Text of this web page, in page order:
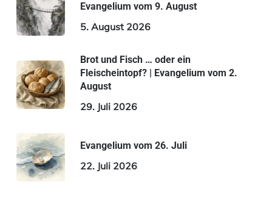
Evangelium vom 9. August
5. August 2026
Brot und Fisch … oder ein
Fleischeintopf? | Evangelium vom 2.
August
29. Juli 2026
Evangelium vom 26. Juli
22. Juli 2026